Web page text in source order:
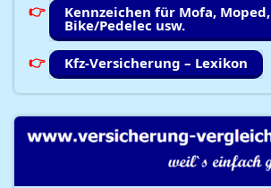
Kennzeichen für Mofa, Moped,
Bike/Pedelec usw.
Kfz-Versicherung – Lexikon